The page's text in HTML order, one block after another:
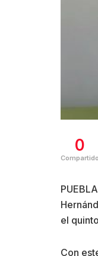
0
Compartido
el
Con